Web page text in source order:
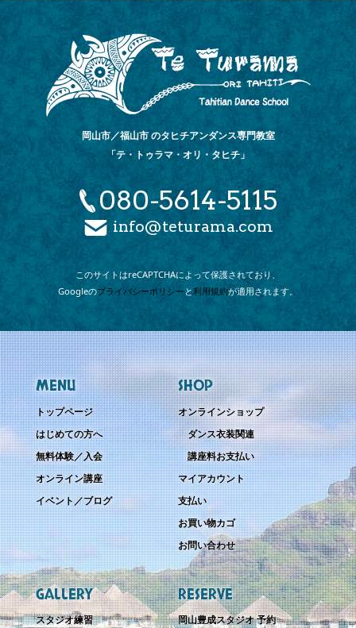
岡山市／福山市 のタヒチアンダンス専門教室
「テ・トゥラマ・オリ・タヒチ」
080-5614-5115
info@teturama.com
このサイトはreCAPTCHAによって保護されており、
Googleのプライバシーポリシー と利用規約が適用されます。
MENU
トップページ
はじめての方へ
無料体験／入会
オンライン講座
イベント／ブログ
SHOP
オンラインショップ
ダンス衣装関連
講座料お支払い
マイアカウント
支払い
お買い物カゴ
お問い合わせ
GALLERY
スタジオ練習
RESERVE
岡山豊成スタジオ 予約